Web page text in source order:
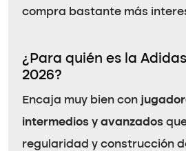
compra bastante más
¿Para quién es la
2026?
Encaja muy bien con
intermedios y avanzados
regularidad y construcción